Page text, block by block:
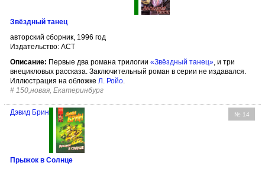
Звёздный танец
авторский сборник, 1996 год
Издательство: АСТ
Описание: Первые два романа трилогии «Звёздный танец» , и три
внецикловых рассказа. Заключительный роман в серии не издавался.
Иллюстрация на обложке Л. Ройо
# 150,новая, Екатеринбург
№ 14
Дэвид Брин
Прыжок в Солнце